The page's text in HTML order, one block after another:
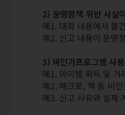
2) 운영정책 위반 사실
예1. 대화 내용에서 불
예2. 신고 내용이 운영
3) 비인가프로그램 사
예1. 아이템 획득 및 거
예2. 매크로, 핵 등 비
예3. 신고 사유와 실제